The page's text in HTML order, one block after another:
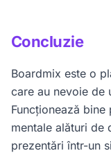
asemenea, oferă
Concluzie
Boardmix este o
care au nevoie de
Funcționează
mentale alături de
prezentări într-un